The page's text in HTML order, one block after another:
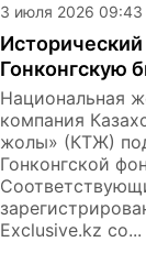
3 июля 2026 09:43
Гонконгскую
Национальная
компания
жолы» (КТЖ)
Гонконгской
Exclusive.kz со...